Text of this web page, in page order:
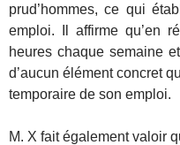
prud’hommes, ce qui
emploi. Il affirme qu’en
heures chaque semaine
d’aucun élément concret
temporaire de son emploi.
M. X fait également valoir